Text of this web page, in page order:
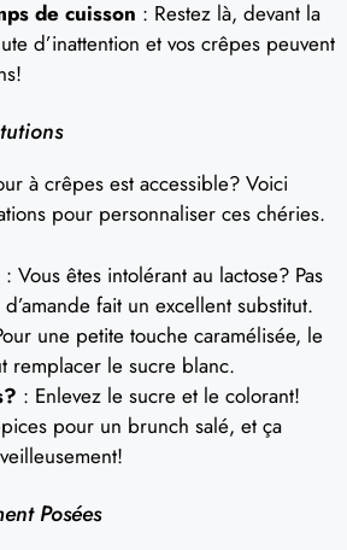
de cuisson : Restez là, devant la
d’inattention et vos crêpes peuvent
à crêpes est accessible? Voici
pour personnaliser ces chéries.
: Vous êtes intolérant au lactose? Pas
fait un excellent substitut.
une petite touche caramélisée, le
remplacer le sucre blanc.
: Enlevez le sucre et le colorant!
pour un brunch salé, et ça
Posées